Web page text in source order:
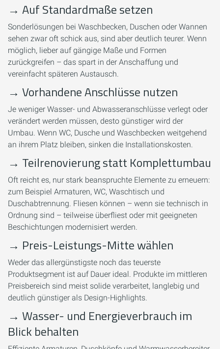
→ Auf Standardmaße setzen
Sonderlösungen bei Waschbecken, Duschen oder Wannen
sehen zwar oft schick aus, sind aber deutlich teurer. Wenn
möglich, lieber auf gängige Maße und Formen
zurückgreifen – das spart in der Anschaffung und
vereinfacht späteren Austausch.
→ Vorhandene Anschlüsse nutzen
Je weniger Wasser- und Abwasseranschlüsse verlegt oder
verändert werden müssen, desto günstiger wird der
Umbau. Wenn WC, Dusche und Waschbecken weitgehend
an ihrem Platz bleiben, sinken die Installationskosten.
→ Teilrenovierung statt Komplettumbau
Oft reicht es, nur stark beanspruchte Elemente zu erneuern:
zum Beispiel Armaturen, WC, Waschtisch und
Duschabtrennung. Fliesen können – wenn sie technisch in
Ordnung sind – teilweise überfliest oder mit geeigneten
Beschichtungen modernisiert werden.
→ Preis-Leistungs-Mitte wählen
Weder das allergünstigste noch das teuerste
Produktsegment ist auf Dauer ideal. Produkte im mittleren
Preisbereich sind meist solide verarbeitet, langlebig und
deutlich günstiger als Design-Highlights.
→ Wasser- und Energieverbrauch im
Blick behalten